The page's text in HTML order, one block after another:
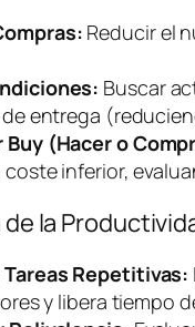
Reducir el
Buscar
entrega
Buy(Hacer o
inferior,
la
Repetitivas:
y libera tiempo